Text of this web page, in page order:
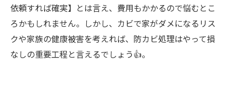
依頼すれば確実】とは言え、費用もかかるので悩むとこ
ろかもしれません。しかし、カビで家がダメになるリス
クや家族の健康被害を考えれば、防カビ処理はやって損
なしの重要工程と言えるでしょう👍。